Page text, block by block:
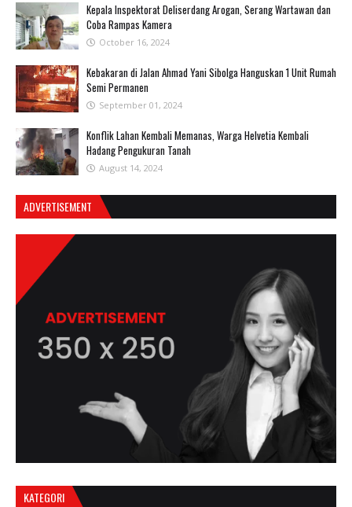
Kepala Inspektorat Deliserdang Arogan, Serang Wartawan dan
Coba Rampas Kamera
October 16, 2024
Kebakaran di Jalan Ahmad Yani Sibolga Hanguskan 1 Unit Rumah
Semi Permanen
September 01, 2024
Konflik Lahan Kembali Memanas, Warga Helvetia Kembali
Hadang Pengukuran Tanah
August 14, 2024
ADVERTISEMENT
KATEGORI